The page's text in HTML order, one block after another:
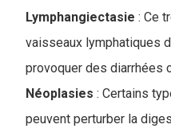
Lymphangiectasie : Ce
vaisseaux lymphatiques
provoquer des diarrhées
Néoplasies : Certains
peuvent perturber la